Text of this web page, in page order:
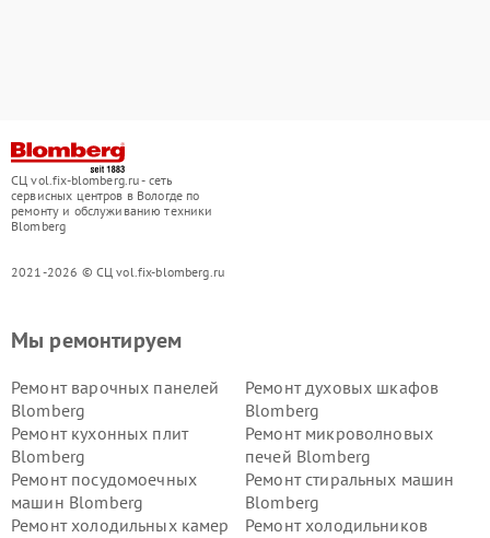
СЦ vol.fix-blomberg.ru - сеть
сервисных центров в Вологде по
ремонту и обслуживанию техники
Blomberg
2021-2026 © СЦ vol.fix-blomberg.ru
Мы ремонтируем
Ремонт варочных панелей
Blomberg
Ремонт духовых шкафов
Blomberg
Ремонт кухонных плит
Blomberg
Ремонт микроволновых
печей Blomberg
Ремонт посудомоечных
машин Blomberg
Ремонт стиральных машин
Blomberg
Ремонт холодильных камер
Ремонт холодильников